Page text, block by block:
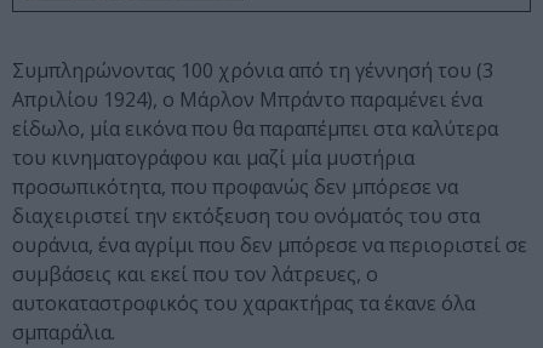
Συμπληρώνοντας 100 χρόνια από τη γέννησή του (3
Απριλίου 1924), ο Μάρλον Μπράντο παραμένει ένα
είδωλο, μία εικόνα που θα παραπέμπει στα καλύτερα
του κινηματογράφου και μαζί μία μυστήρια
προσωπικότητα, που προφανώς δεν μπόρεσε να
διαχειριστεί την εκτόξευση του ονόματός του στα
ουράνια, ένα αγρίμι που δεν μπόρεσε να περιοριστεί σε
συμβάσεις και εκεί που τον λάτρευες, ο
αυτοκαταστροφικός του χαρακτήρας τα έκανε όλα
σμπαράλια.